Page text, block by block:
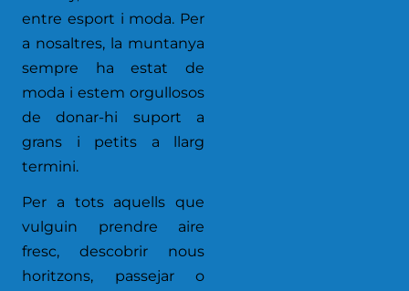
entre esport i moda. Per
a nosaltres, la muntanya
sempre ha estat de
moda i estem orgullosos
de donar-hi suport a
grans i petits a llarg
termini.
Per a tots aquells que
vulguin prendre aire
fresc, descobrir nous
horitzons, passejar o